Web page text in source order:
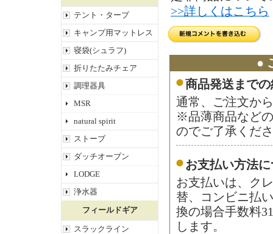
テント・タープ
キャンプ用マットレス
寝袋(シュラフ)
折りたたみチェア
調理器具
MSR
natural spirit
ストーブ
ダッチオーブン
LODGE
浄水器
フィールドギア
スラックライン
>>詳しくはこちら
●
商品発送まで
通常、ご注文か
※品薄商品など
のでご了承くだ
お支払い方法
お支払いは、ク
替、コンビニ払
換の場合手数料
します。